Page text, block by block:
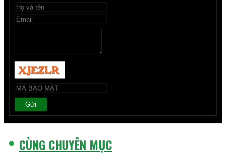
Gửi
CÙNG CHUYÊN MỤC